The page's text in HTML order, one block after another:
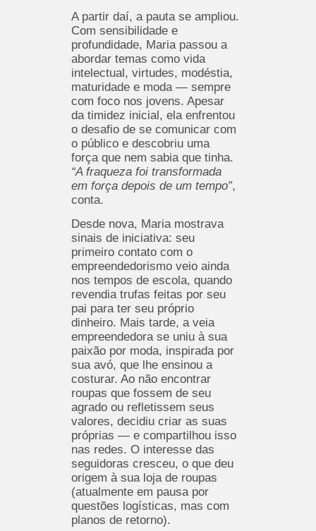
A partir daí, a pauta se ampliou.
Com sensibilidade e
profundidade, Maria passou a
abordar temas como vida
intelectual, virtudes, modéstia,
maturidade e moda — sempre
com foco nos jovens. Apesar
da timidez inicial, ela enfrentou
o desafio de se comunicar com
o público e descobriu uma
força que nem sabia que tinha.
“A fraqueza foi transformada
em força depois de um tempo”,
conta.
Desde nova, Maria mostrava
sinais de iniciativa: seu
primeiro contato com o
empreendedorismo veio ainda
nos tempos de escola, quando
revendia trufas feitas por seu
pai para ter seu próprio
dinheiro. Mais tarde, a veia
empreendedora se uniu à sua
paixão por moda, inspirada por
sua avó, que lhe ensinou a
costurar. Ao não encontrar
roupas que fossem de seu
agrado ou refletissem seus
valores, decidiu criar as suas
próprias — e compartilhou isso
nas redes. O interesse das
seguidoras cresceu, o que deu
origem à sua loja de roupas
(atualmente em pausa por
questões logísticas, mas com
planos de retorno).